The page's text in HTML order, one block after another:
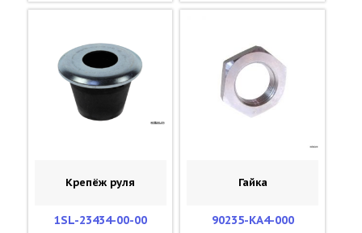
Крепёж руля
1SL-23434-00-00
Гайка
90235-KA4-000